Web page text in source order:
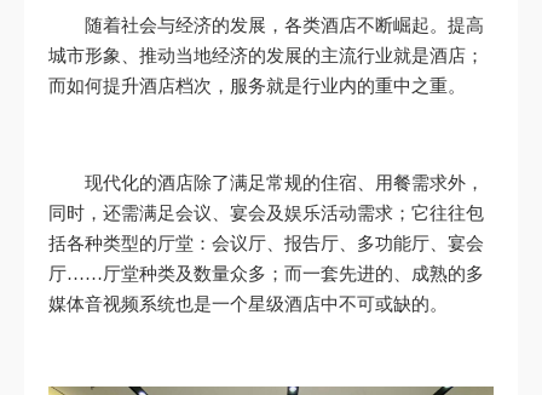
随着社会与经济的发展，各类酒店不断崛起。提高
城市形象、推动当地经济的发展的主流行业就是酒店；
而如何提升酒店档次，服务就是行业内的重中之重。
现代化的酒店除了满足常规的住宿、用餐需求外，
同时，还需满足会议、宴会及娱乐活动需求；它往往包
括各种类型的厅堂：会议厅、报告厅、多功能厅、宴会
厅……厅堂种类及数量众多；而一套先进的、成熟的多
媒体音视频系统也是一个星级酒店中不可或缺的。